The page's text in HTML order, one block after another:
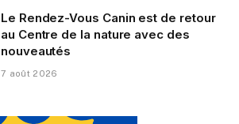
Le Rendez-Vous Canin est de retour
au Centre de la nature avec des
nouveautés
7 août 2026